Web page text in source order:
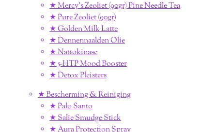
★ Mercy's Zeoliet (90gr) Pine Needle Tea
★ Pure Zeoliet (90gr)
★ Golden Milk Latte
★ Dennennaalden Olie
★ Nattokinase
★ 5-HTP Mood Booster
★ Detox Pleisters
★ Bescherming & Reiniging
★ Palo Santo
★ Salie Smudge Stick